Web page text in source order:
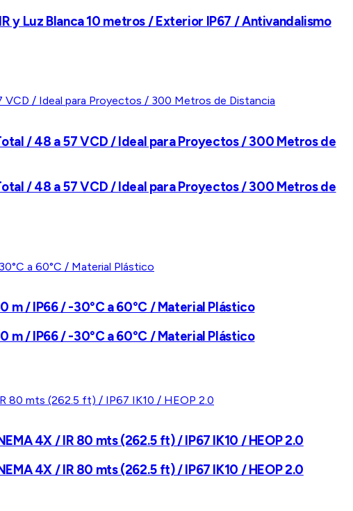
y Luz Blanca 10 metros / Exterior IP67 / Antivandalismo
/ 48 a 57 VCD / Ideal para Proyectos / 300 Metros de
/ 48 a 57 VCD / Ideal para Proyectos / 300 Metros de
m / IP66 / -30°C a 60°C / Material Plástico
m / IP66 / -30°C a 60°C / Material Plástico
4X / IR 80 mts (262.5 ft) / IP67 IK10 / HEOP 2.0
4X / IR 80 mts (262.5 ft) / IP67 IK10 / HEOP 2.0